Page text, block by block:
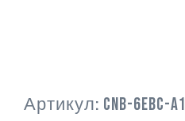
Артикул: CNB-6EBC-A1